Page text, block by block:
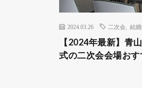
2024.03.26 二次会 結
【2024年最新】青
式の二次会会場おす